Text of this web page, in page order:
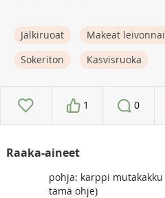
Jälkiruoat Makeat
Sokeriton
Kasvisruoka
1 0
Raaka-aineet
pohja: karppi
tämä ohje)